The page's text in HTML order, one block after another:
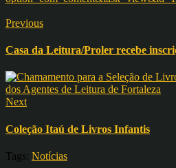
Previous
Casa da Leitura/Proler recebe
Next
Coleção Itaú de Livros Infantis
Tags: Notícias